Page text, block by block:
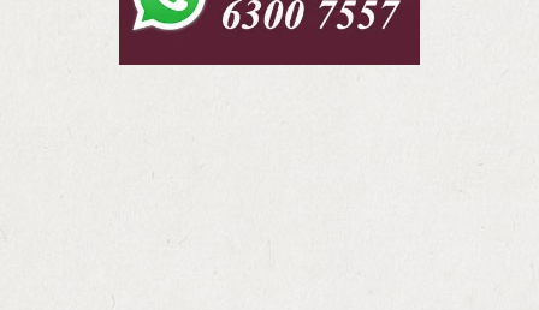
百善堂 專業殯儀服務